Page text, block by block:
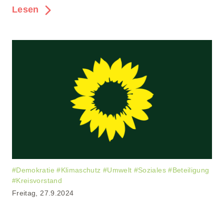
Lesen
#Demokratie #Klimaschutz #Umwelt #Soziales #Beteiligung
#Kreisvorstand
Freitag, 27.9.2024